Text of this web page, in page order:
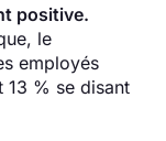
positive.
le
employés
13 % se disant